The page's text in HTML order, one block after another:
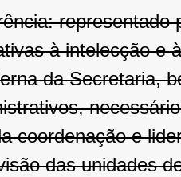
representado
à intelecção e
da Secretaria,
coordenação e
das unidades